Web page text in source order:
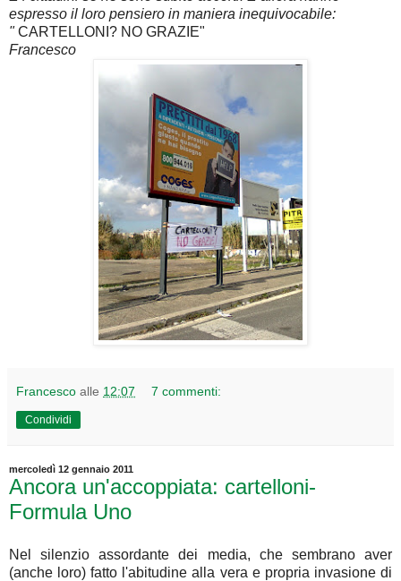
espresso il loro pensiero in maniera inequivocabile:
"CARTELLONI? NO GRAZIE"
Francesco
Francesco alle 12:07 7 commenti:
Condividi
mercoledì 12 gennaio 2011
Ancora un'accoppiata: cartelloni-
Formula Uno
Nel silenzio assordante dei media, che sembrano aver
(anche loro) fatto l'abitudine alla vera e propria invasione di